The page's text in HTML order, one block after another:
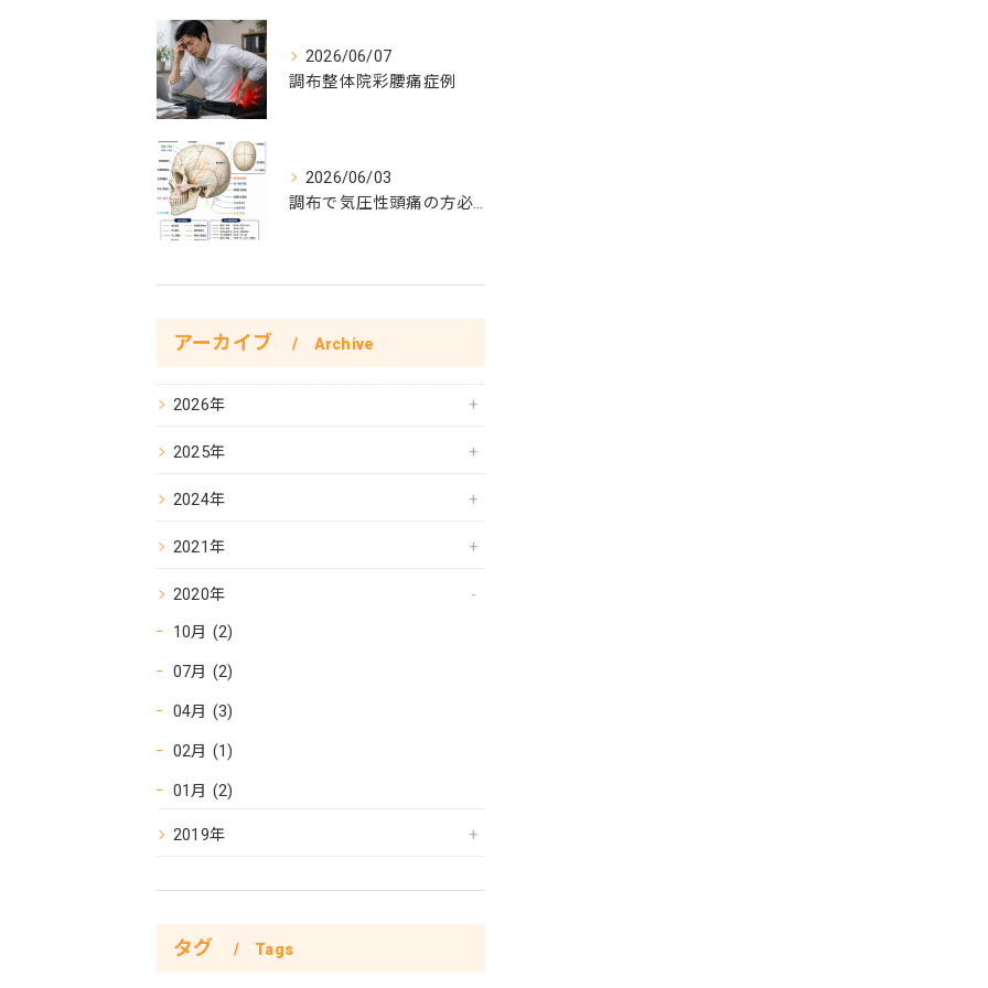
2026/06/07
調布整体院彩腰痛症例
2026/06/03
調布で気圧性頭痛の方必見！気圧性頭痛完全対策
アーカイブ Archive
2026年
2025年
2024年
2021年
2020年
10月 (2)
07月 (2)
04月 (3)
02月 (1)
01月 (2)
2019年
タグ Tags